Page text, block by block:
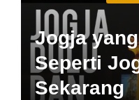
Jogja
Seperti
Sekarang